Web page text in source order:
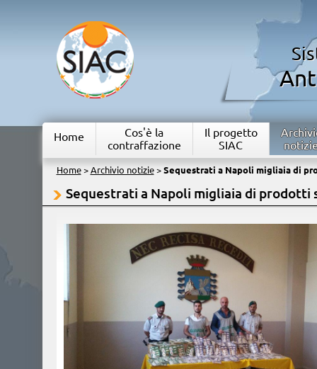
Home
Cos'è la
contraffazione
Il progetto
SIAC
Home> Archivio notizie> Sequestrati a Napoli migliaia di
Sequestrati a Napoli migliaia di